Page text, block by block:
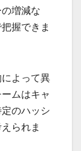
増減な
握できま
よって異
ムはキャ
のハッシ
られま